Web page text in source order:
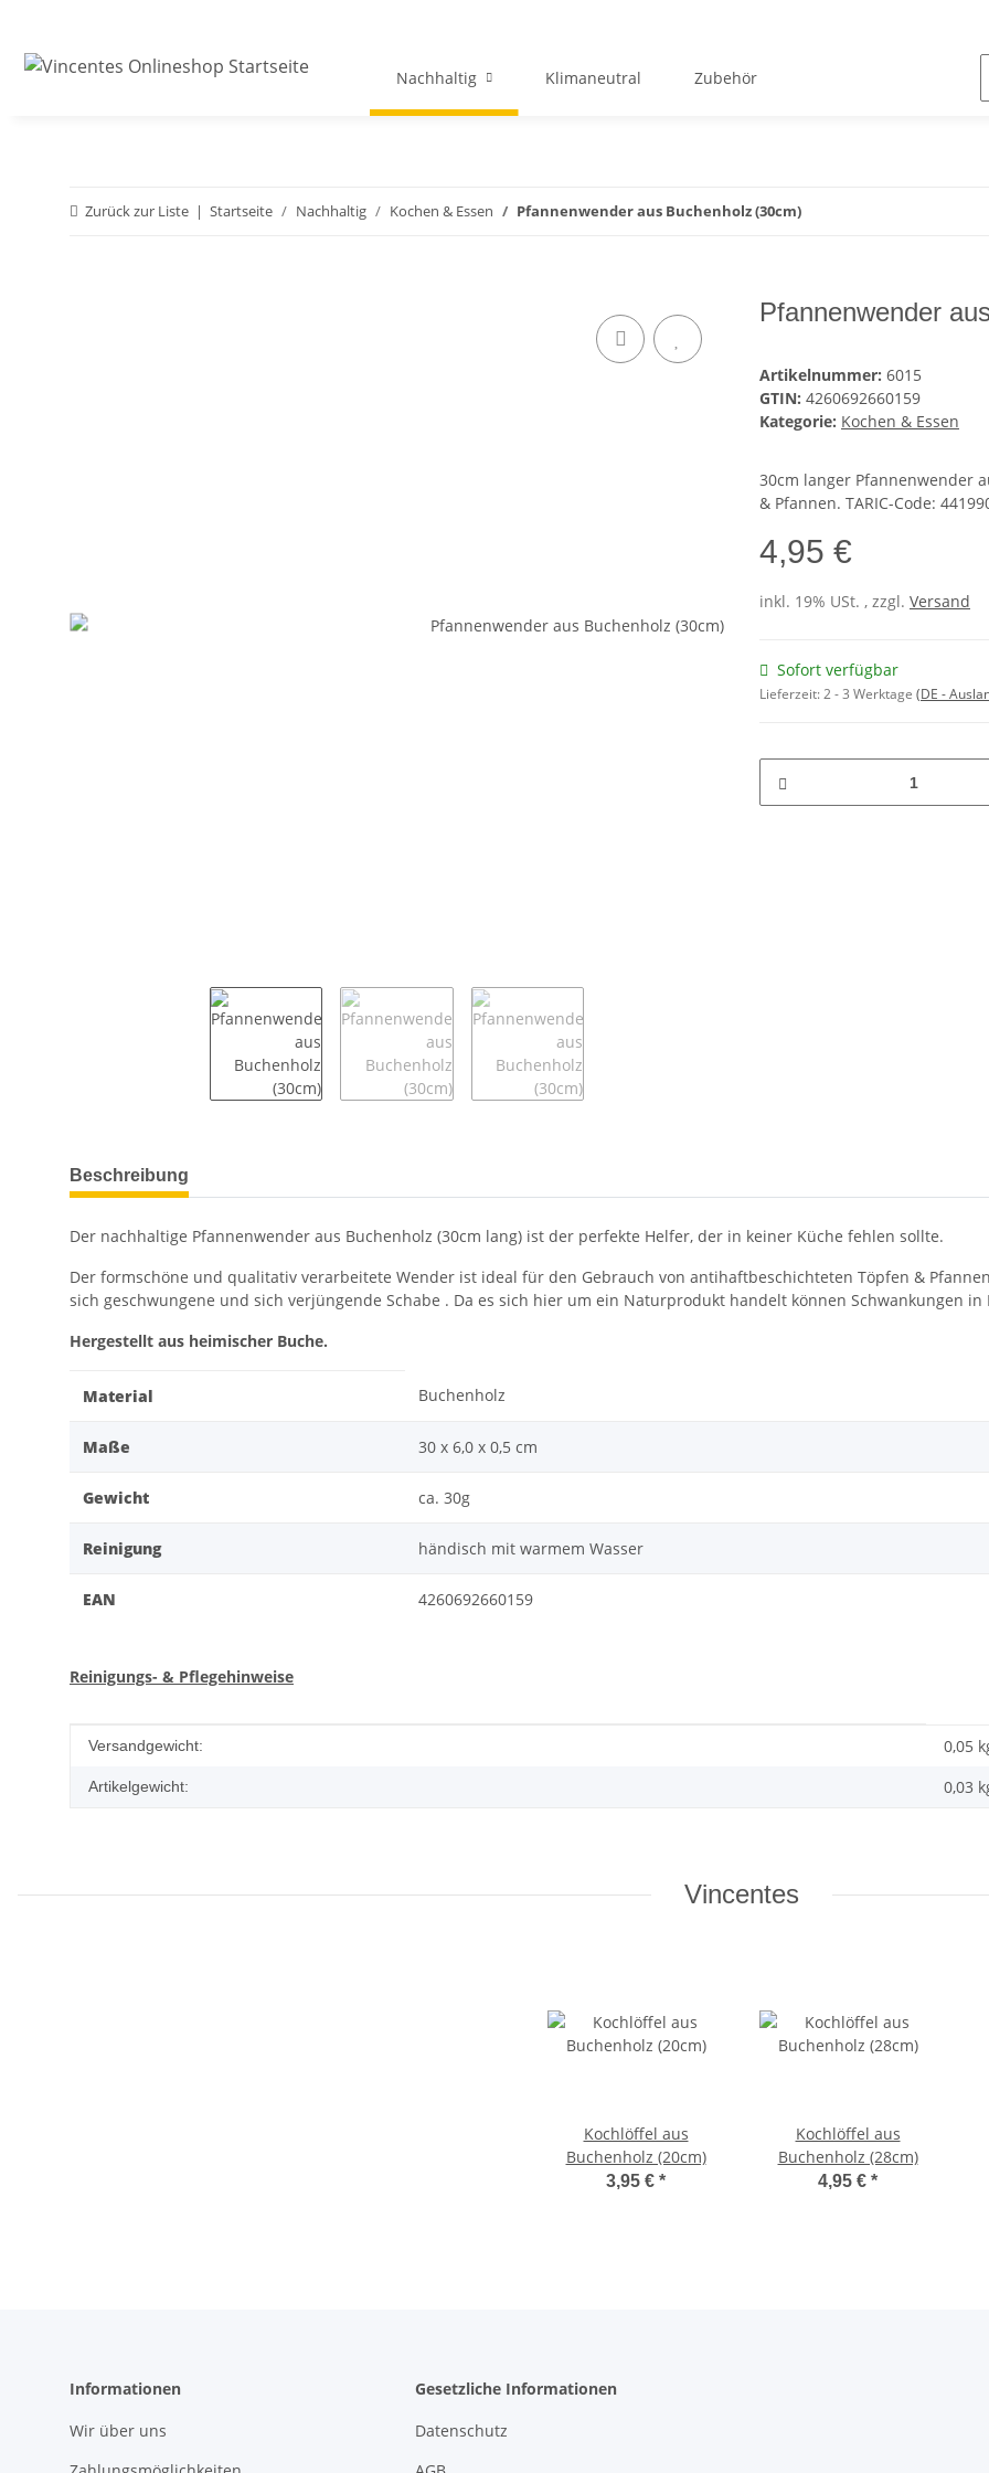
Nachhaltig Klimaneutral Zubehör
Zurück zur Liste Startseite Nachhaltig Kochen & Essen Pfannenwender aus Buchenholz (30cm)
Pfannenwender
Artikelnummer: 6015
GTIN: 4260692660159
Kategorie: Kochen & Essen
30cm langer Pfannenwender
& Pfannen. TARIC-Code:
4,95 €
inkl. 19% USt. , zzgl. Versand
Sofort verfügbar
Lieferzeit:2 - 3 Werktage (DE -
weitere Registerkarten anzeigen
Beschreibung
Der nachhaltige Pfannenwender aus Buchenholz (30cm lang) ist der perfekte Helfer, der in keiner Küche fehlen sollte.
Der formschöne und qualitativ verarbeitete Wender ist ideal für den Gebrauch von antihaftbeschichteten Töpfen &
sich geschwungene und sich verjüngende Schabe . Da es sich hier um ein Naturprodukt handelt können Schwankungen
Hergestellt aus heimischer Buche.
Material Buchenholz
Maße 30 x 6,0 x 0,5 cm
Gewicht ca. 30g
Reinigung händisch mit warmem Wasser
EAN 4260692660159
Reinigungs- & Pflegehinweise
Produkteigenschaft
Wert
Versandgewicht: 0,05
Artikelgewicht: 0,03
Vincentes
Kochlöffel aus
Buchenholz (20cm)
3,95 € *
Kochlöffel aus
Buchenholz (28cm)
4,95 € *
Informationen
Wir über uns
Gesetzliche Informationen
Datenschutz